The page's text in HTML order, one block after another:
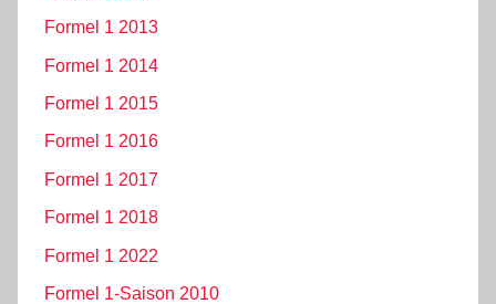
Formel 1 2013
Formel 1 2014
Formel 1 2015
Formel 1 2016
Formel 1 2017
Formel 1 2018
Formel 1 2022
Formel 1-Saison 2010